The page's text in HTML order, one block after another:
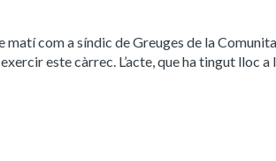
matí com a síndic de Greuges de la
este càrrec. L’acte, que ha tingut lloc